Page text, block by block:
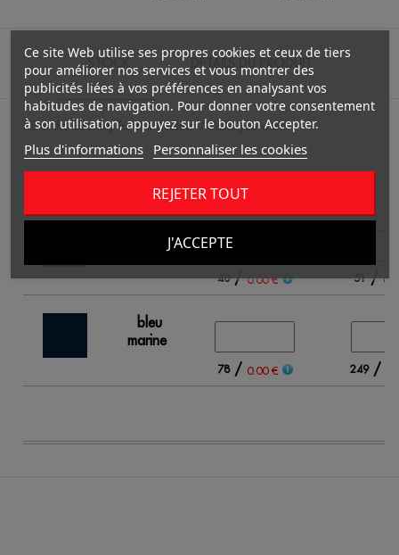
STOCK DÉTAILS DU PRODUIT
Fill in the quantity for the Couleur / Taille you want.
XS
40/0.00 € 51/
bleu
marine
78/ 0.00 € 249/
Ce site Web utilise ses propres cookies et ceux de tiers
pour améliorer nos services et vous montrer des
publicités liées à vos préférences en analysant vos
habitudes de navigation. Pour donner votre consentement
à son utilisation, appuyez sur le bouton Accepter.
Plus d'informations Personnaliser les cookies
REJETER TOUT
J'ACCEPTE